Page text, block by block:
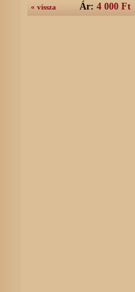
« vissza Ár: 4 000 Ft